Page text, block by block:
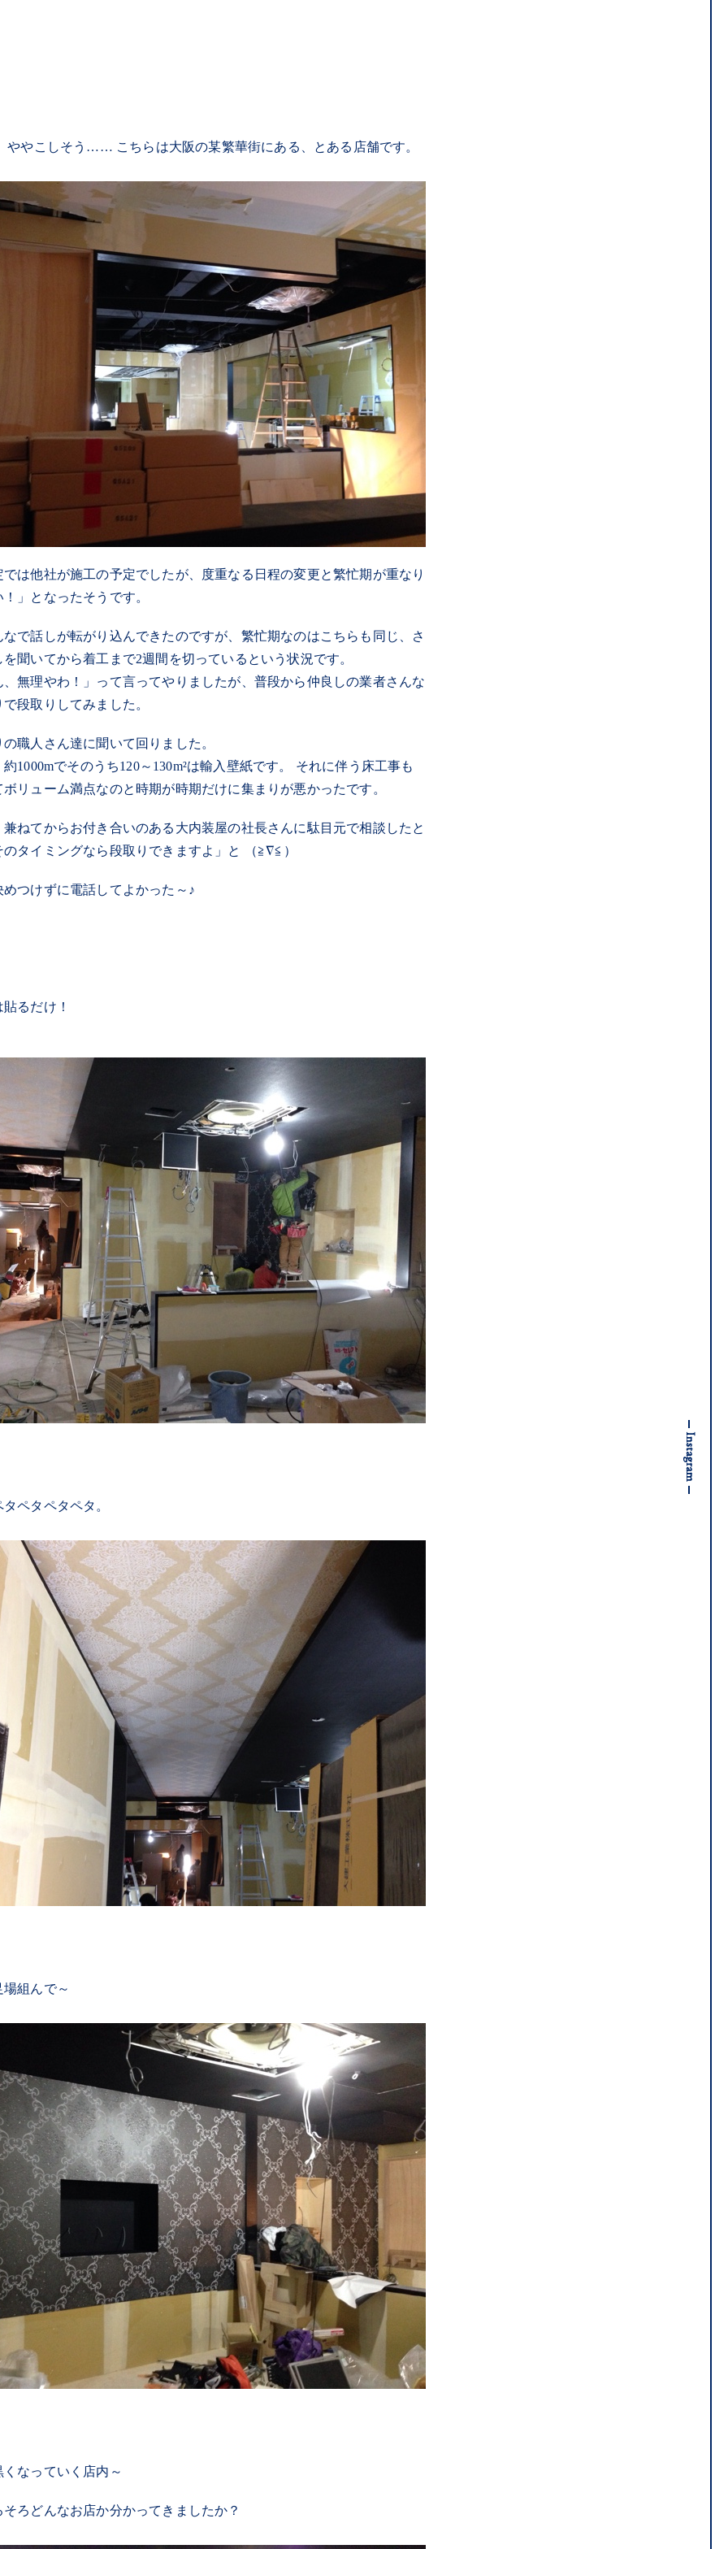
ややこしそう…… こちらは大阪の某繁華街にある、とある店舗です。
は他社が施工の予定でしたが、度重なる日程の変更と繁忙期が重なり
」となったそうです。
なで話しが転がり込んできたのですが、繁忙期なのはこちらも同じ、さ
聞いてから着工まで2週間を切っているという状況です。
、無理やわ！」って言ってやりましたが、普段から仲良しの業者さんな
段取りしてみました。
職人さん達に聞いて回りました。
1000mでそのうち120～130m²は輸入壁紙です。 それに伴う床工事も
リューム満点なのと時期が時期だけに集まりが悪かったです。
兼ねてからお付き合いのある大内装屋の社長さんに駄目元で相談したと
タイミングなら段取りできますよ」と （≧∇≦）
めつけずに電話してよかった～♪
るだけ！
ペタペタペタ。
組んで～
なっていく店内～
ろどんなお店か分かってきましたか？